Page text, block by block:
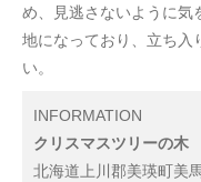
め、見逃さないように気
地になっており、立ち入
い。
INFORMATION
クリスマスツリーの木
北海道上川郡美瑛町美